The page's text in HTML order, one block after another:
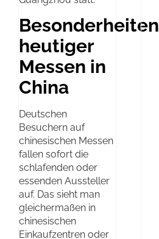
Besonderheiten
heutiger
Messen in
China
Deutschen
Besuchern auf
chinesischen Messen
fallen sofort die
schlafenden oder
essenden Aussteller
auf. Das sieht man
gleichermaßen in
chinesischen
Einkaufzentren oder